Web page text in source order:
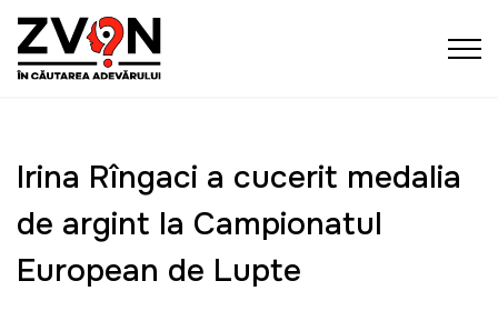
Irina Rîngaci a cucerit medalia
de argint la Campionatul
European de Lupte